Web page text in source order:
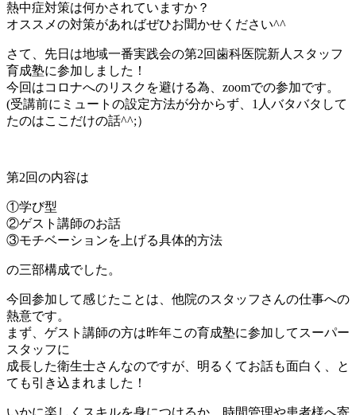
熱中症対策は何かされていますか？
オススメの対策があればぜひお聞かせください^^
さて、先日は地域一番実践会の第2回歯科医院新人スタッフ
育成塾に参加しました！
今回はコロナへのリスクを避ける為、zoomでの参加です。
(受講前にミュートの設定方法が分からず、1人バタバタして
たのはここだけの話^^;）
第2回の内容は
①学び型
②ゲスト講師のお話
③モチベーションを上げる具体的方法
の三部構成でした。
今回参加して感じたことは、他院のスタッフさんの仕事への
熱意です。
まず、ゲスト講師の方は昨年この育成塾に参加してスーパー
スタッフに
成長した衛生士さんなのですが、明るくてお話も面白く、と
ても引き込まれました！